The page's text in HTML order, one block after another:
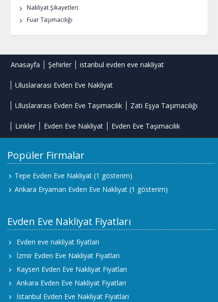
Nakliyat Şikayetleri
Fuar Taşımacılığı
Anasayfa Şehirler istanbul evden eve nakliyat
Uluslararası Evden Eve Nakliyat
Uluslararası Evden Eve Taşımacılık Zati Eşya Taşımacılığı
Linkler Evden Eve Nakliyat Evden Eve Taşımacılık
Popüler Firmalar
Tepe Evden Eve Nakliyat (1 gösterim)
Ankara Eryaman Evden Eve Nakliyat (1 gösterim)
Evden Eve Nakliyat Fiyatları
Evden eve nakliyat fiyatları
İzmir Evden Eve Nakliyat Fiyatları
Kayseri Evden Eve Nakliyat Fiyatları
Ankara Evden Eve Nakliyat Fiyatları
İstanbul Evden Eve Nakliyat Fiyatları